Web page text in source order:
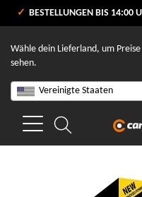
VERSANDKOSTENFREI AB
BESTELLUNGEN BIS 14:00 UHR
Wähle dein Lieferland, um
sehen.
Vereinigte Staaten